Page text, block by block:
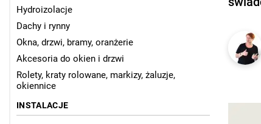
Hydroizolacje
Dachy i rynny
Okna, drzwi, bramy, oranżerie
Akcesoria do okien i drzwi
Rolety, kraty rolowane, markizy, żaluzje,
okiennice
INSTALACJE